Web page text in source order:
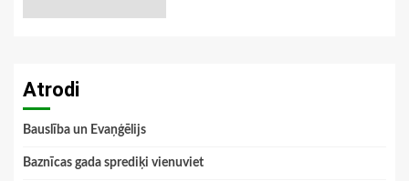
Atrodi
Bauslība un Evaņģēlijs
Baznīcas gada sprediķi vienuviet